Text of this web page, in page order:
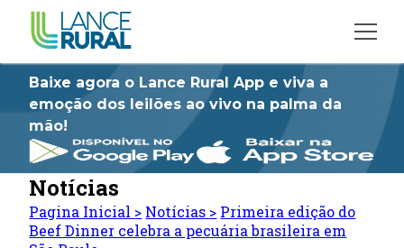
Baixe agora o Lance Rural App e viva a
emoção dos leilões ao vivo na palma da
mão!
Notícias
Pagina Inicial > Notícias > Primeira edição do
Beef Dinner celebra a pecuária brasileira em